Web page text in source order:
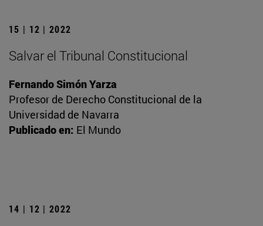
15 | 12 | 2022
Salvar el Tribunal Constitucional
Fernando Simón Yarza
Profesor de Derecho Constitucional de la
Universidad de Navarra
Publicado en: El Mundo
14 | 12 | 2022